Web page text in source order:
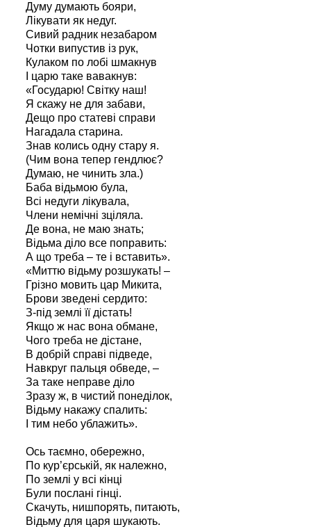
Думу думають бояри,
Лікувати як недуг.
Сивий радник незабаром
Чотки випустив із рук,
Кулаком по лобі шмакнув
І царю таке вавакнув:
«Государю! Світку наш!
Я скажу не для забави,
Дещо про статеві справи
Нагадала старина.
Знав колись одну стару я.
(Чим вона тепер гендлює?
Думаю, не чинить зла.)
Баба відьмою була,
Всі недуги лікувала,
Члени немічні зціляла.
Де вона, не маю знать;
Відьма діло все поправить:
А що треба – те і вставить».
«Миттю відьму розшукать! –
Грізно мовить цар Микита,
Брови зведені сердито:
З-під землі її дістать!
Якщо ж нас вона обмане,
Чого треба не дістане,
В добрій справі підведе,
Навкруг пальця обведе, –
За таке неправе діло
Зразу ж, в чистий понеділок,
Відьму накажу спалить:
І тим небо ублажить».
Ось таємно, обережно,
По кур’єрській, як належно,
По землі у всі кінці
Були послані гінці.
Скачуть, нишпорять, питають,
Відьму для царя шукають.